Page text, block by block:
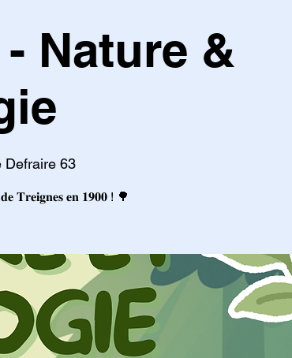
Nature &
Defraire 63
𝐝𝐞 𝐓𝐫𝐞𝐢𝐠𝐧𝐞𝐬 𝐞𝐧 𝟏𝟗𝟎𝟎 ! 🌳